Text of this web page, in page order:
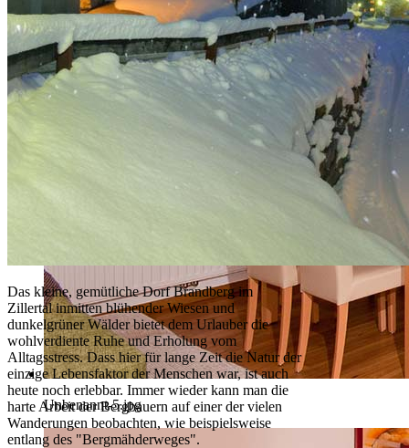
Unbenannt-5.jpg
Das kleine, gemütliche Dorf Brandberg im
Zillertal inmitten blühender Wiesen und
dunkelgrüner Wälder bietet dem Urlauber die
wohlverdiente Ruhe und Erholung vom
Alltagsstress. Dass hier für lange Zeit die Natur der
einzige Lebensfaktor der Menschen war, ist auch
heute noch erlebbar. Immer wieder kann man die
harte Arbeit der Bergbauern auf einer der vielen
Wanderungen beobachten, wie beispielsweise
entlang des "Bergmähderweges".